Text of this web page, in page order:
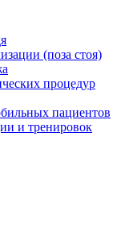
(поза стоя)
процедур
пациентов
и тренировок